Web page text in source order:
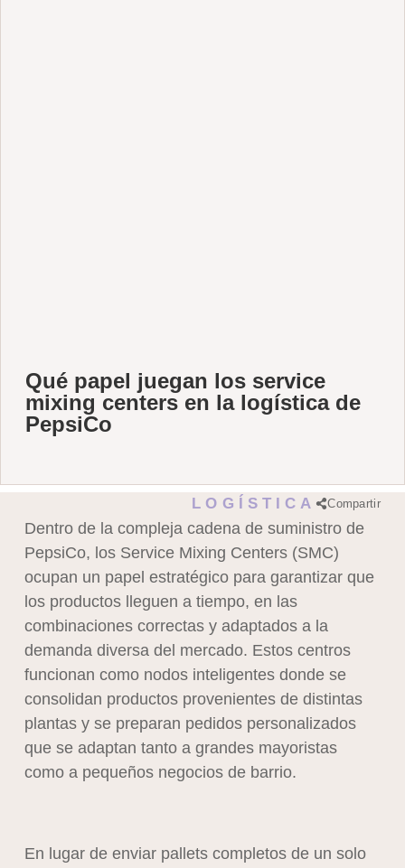
Qué papel juegan los service
mixing centers en la logística de
PepsiCo
Compartir
LOGÍSTICA
Dentro de la compleja cadena de suministro de
PepsiCo, los Service Mixing Centers (SMC)
ocupan un papel estratégico para garantizar que
los productos lleguen a tiempo, en las
combinaciones correctas y adaptados a la
demanda diversa del mercado. Estos centros
funcionan como nodos inteligentes donde se
consolidan productos provenientes de distintas
plantas y se preparan pedidos personalizados
que se adaptan tanto a grandes mayoristas
como a pequeños negocios de barrio.
En lugar de enviar pallets completos de un solo